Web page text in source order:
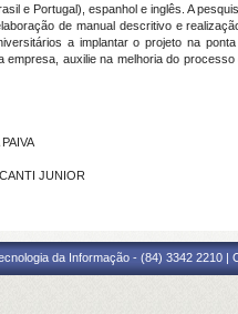
e Portugal), espanhol e inglês. A
de manual descritivo e
a implantar o projeto na
auxilie na melhoria do
JUNIOR
da Informação - (84) 3342 2210